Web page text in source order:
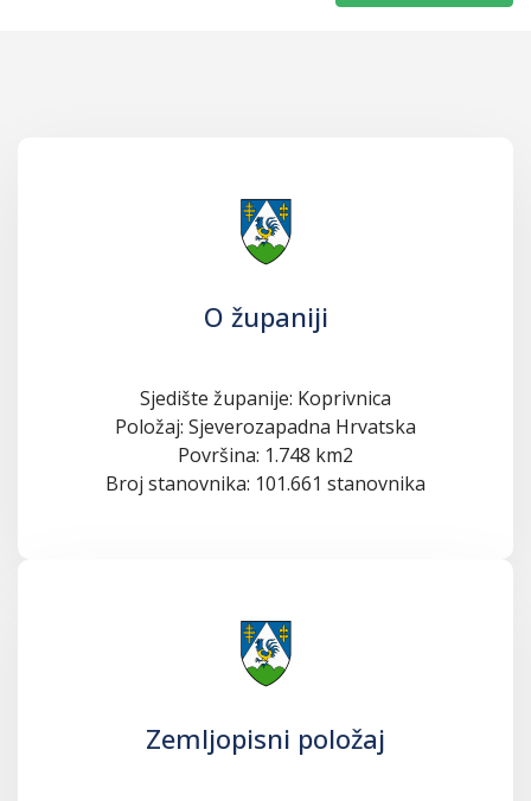
O županiji
Sjedište županije: Koprivnica
Položaj: Sjeverozapadna Hrvatska
Površina: 1.748 km2
Broj stanovnika: 101.661 stanovnika
Zemljopisni položaj